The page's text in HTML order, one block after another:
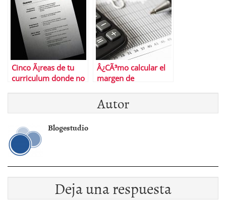
Cinco Ã¡reas de tu
curriculum donde no
Â¿CÃ³mo calcular el
margen de
Autor
Blogestudio
Deja una respuesta